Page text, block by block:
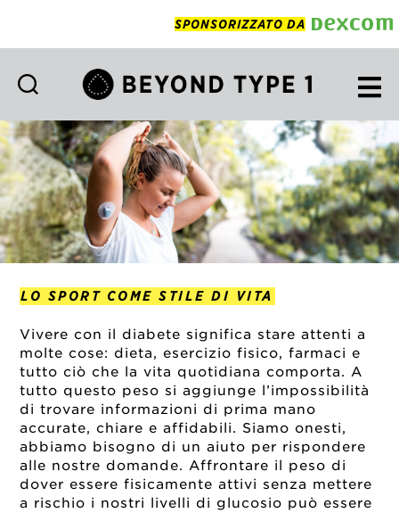
SPONSORIZZATO DA
Type
1
Italian
LO SPORT COME STILE DI VITA
Vivere con il diabete significa stare attenti a
molte cose: dieta, esercizio fisico, farmaci e
tutto ciò che la vita quotidiana comporta. A
tutto questo peso si aggiunge l’impossibilità
di trovare informazioni di prima mano
accurate, chiare e affidabili. Siamo onesti,
abbiamo bisogno di un aiuto per rispondere
alle nostre domande. Affrontare il peso di
dover essere fisicamente attivi senza mettere
a rischio i nostri livelli di glucosio può essere